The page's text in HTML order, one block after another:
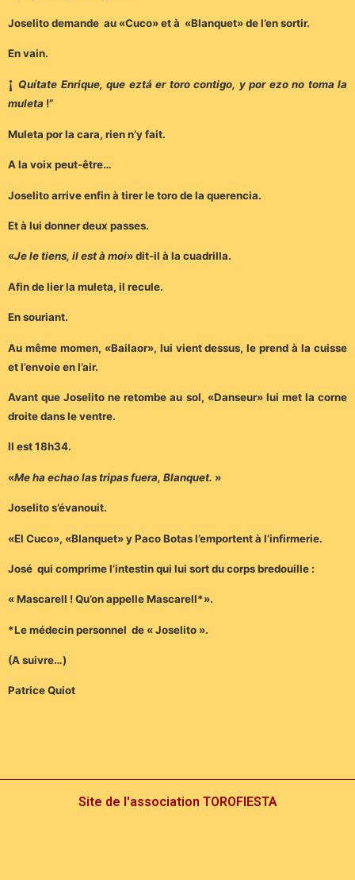
Joselito demande au «Cuco» et à «Blanquet» de l’en sortir.
En vain.
¡Quítate Enrique, que eztá er toro contigo, y por ezo no toma la
muleta !”
Muleta por la cara, rien n’y fait.
A la voix peut-être…
Joselito arrive enfin à tirer le toro de la querencia.
Et à lui donner deux passes.
«Je le tiens, il est à moi» dit-il à la cuadrilla.
Afin de lier la muleta, il recule.
En souriant.
Au même momen, «Bailaor», lui vient dessus, le prend à la cuisse
et l’envoie en l’air.
Avant que Joselito ne retombe au sol, «Danseur» lui met la corne
droite dans le ventre.
Il est 18h34.
«Me ha echao las tripas fuera, Blanquet. »
Joselito s’évanouit.
«El Cuco», «Blanquet» y Paco Botas l’emportent à l’infirmerie.
José qui comprime l’intestin qui lui sort du corps bredouille :
« Mascarell ! Qu’on appelle Mascarell*».
*Le médecin personnel de « Joselito ».
(A suivre…)
Patrice Quiot
Site de l'association TOROFIESTA